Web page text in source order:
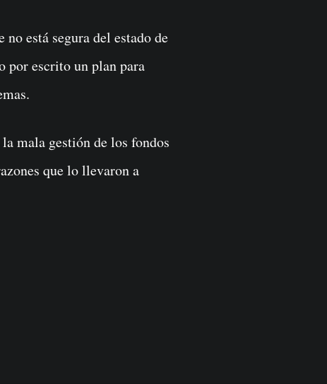
está segura del estado de
por escrito un plan para
mala gestión de los fondos
que lo llevaron a